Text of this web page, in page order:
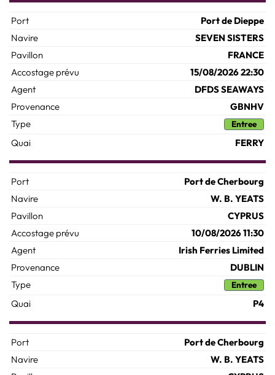
Port de Dieppe
SEVEN SISTERS
FRANCE
15/08/2026 22:30
DFDS SEAWAYS
GBNHV
Entree
FERRY
Port de Cherbourg
W. B. YEATS
CYPRUS
10/08/2026 11:30
Irish Ferries Limited
DUBLIN
Entree
P4
Port de Cherbourg
W. B. YEATS